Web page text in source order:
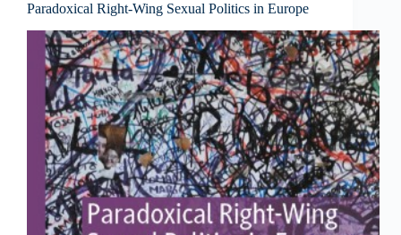
Paradoxical Right-Wing Sexual Politics in Europe